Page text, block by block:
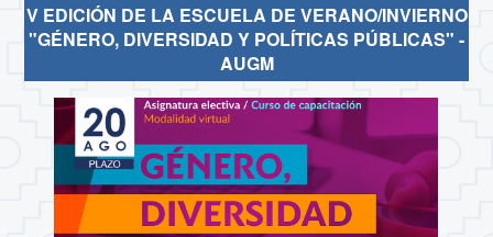
V EDICIÓN DE LA ESCUELA DE VERANO/INVIERNO
"GÉNERO, DIVERSIDAD Y POLÍTICAS PÚBLICAS" -
AUGM